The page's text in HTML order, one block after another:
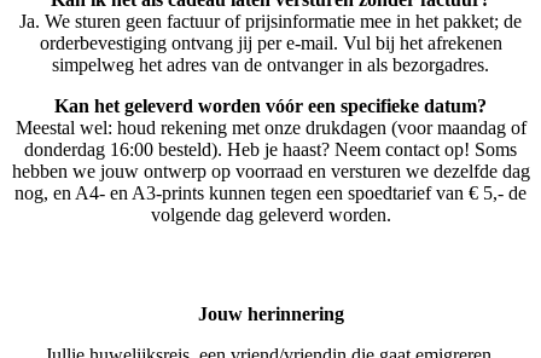
Ja. We sturen geen factuur of prijsinformatie mee in het pakket; de
orderbevestiging ontvang jij per e-mail. Vul bij het afrekenen
simpelweg het adres van de ontvanger in als bezorgadres.
Kan het geleverd worden vóór een specifieke datum?
Meestal wel: houd rekening met onze drukdagen (voor maandag of
donderdag 16:00 besteld). Heb je haast? Neem contact op! Soms
hebben we jouw ontwerp op voorraad en versturen we dezelfde dag
nog, en A4- en A3-prints kunnen tegen een spoedtarief van € 5,- de
volgende dag geleverd worden.
Jouw herinnering